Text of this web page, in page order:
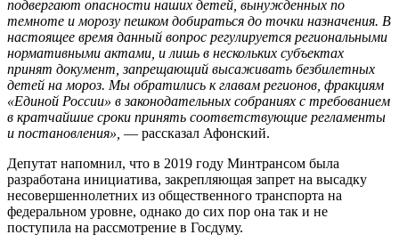
подвергают опасности наших детей, вынужденных по
темноте и морозу пешком добираться до точки назначения. В
настоящее время данный вопрос регулируется региональными
нормативными актами, и лишь в нескольких субъектах
принят документ, запрещающий высаживать безбилетных
детей на мороз. Мы обратились к главам регионов, фракциям
«Единой России» в законодательных собраниях с требованием
в кратчайшие сроки принять соответствующие регламенты
и постановления», — рассказал Афонский.
Депутат напомнил, что в 2019 году Минтрансом была
разработана инициатива, закрепляющая запрет на высадку
несовершеннолетних из общественного транспорта на
федеральном уровне, однако до сих пор она так и не
поступила на рассмотрение в Госдуму.